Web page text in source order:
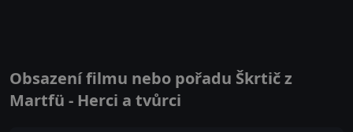
Obsazení filmu nebo pořadu Škrtič z
Martfü - Herci a tvůrci